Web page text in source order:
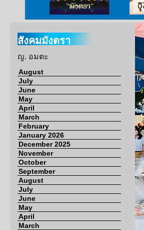
สังคมมังตรา
สังคมมังตรา
ญ. อมตะ
August
July
June
May
April
March
February
January 2026
December 2025
November
October
September
August
July
June
May
April
March